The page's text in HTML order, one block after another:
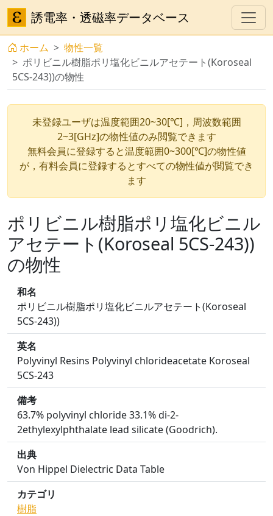
誘電率・透磁率データベース
ホーム
物性一覧
ポリビニル樹脂ポリ塩化ビニルアセテート(Koroseal
5CS-243))の物性
未登録ユーザは温度範囲20~30[℃]，周波数範囲
2~3[GHz]の物性値のみ閲覧できます
無料会員に登録すると温度範囲0~300[℃]の物性値
が，有料会員に登録するとすべての物性値が閲覧でき
ます
ポリビニル樹脂ポリ塩化ビニル
アセテート(Koroseal 5CS-243))
の物性
和名
ポリビニル樹脂ポリ塩化ビニルアセテート(Koroseal
5CS-243))
英名
Polyvinyl Resins Polyvinyl chlorideacetate Koroseal
5CS-243
備考
63.7% polyvinyl chloride 33.1% di-2-
2ethylexylphthalate lead silicate (Goodrich).
出典
Von Hippel Dielectric Data Table
カテゴリ
樹脂